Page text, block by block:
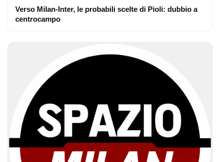
Verso Milan-Inter, le probabili scelte di Pioli: dubbio a
centrocampo